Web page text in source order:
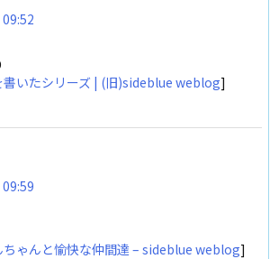
いたシリーズ | (旧)sideblue weblog]
ゃんと愉快な仲間達 – sideblue weblog]